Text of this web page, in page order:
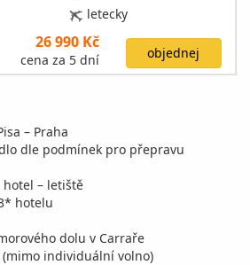
letecky
26 990 Kč
cena za 5 dní objednej
– Praha
dle podmínek pro přepravu
– letiště
hotelu
dolu v Carraře
individuální volno)